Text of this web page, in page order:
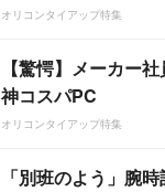
オリコンタイアップ特集
【驚愕】メーカー
神コスパPC
オリコンタイアップ特集
「別班のよう」腕